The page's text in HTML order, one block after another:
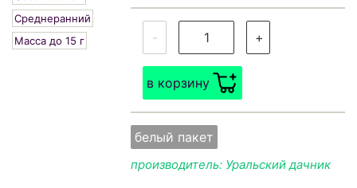
Среднеранний
Масса до 15 г
- +
в корзину
белый пакет
производитель: Уральский дачник